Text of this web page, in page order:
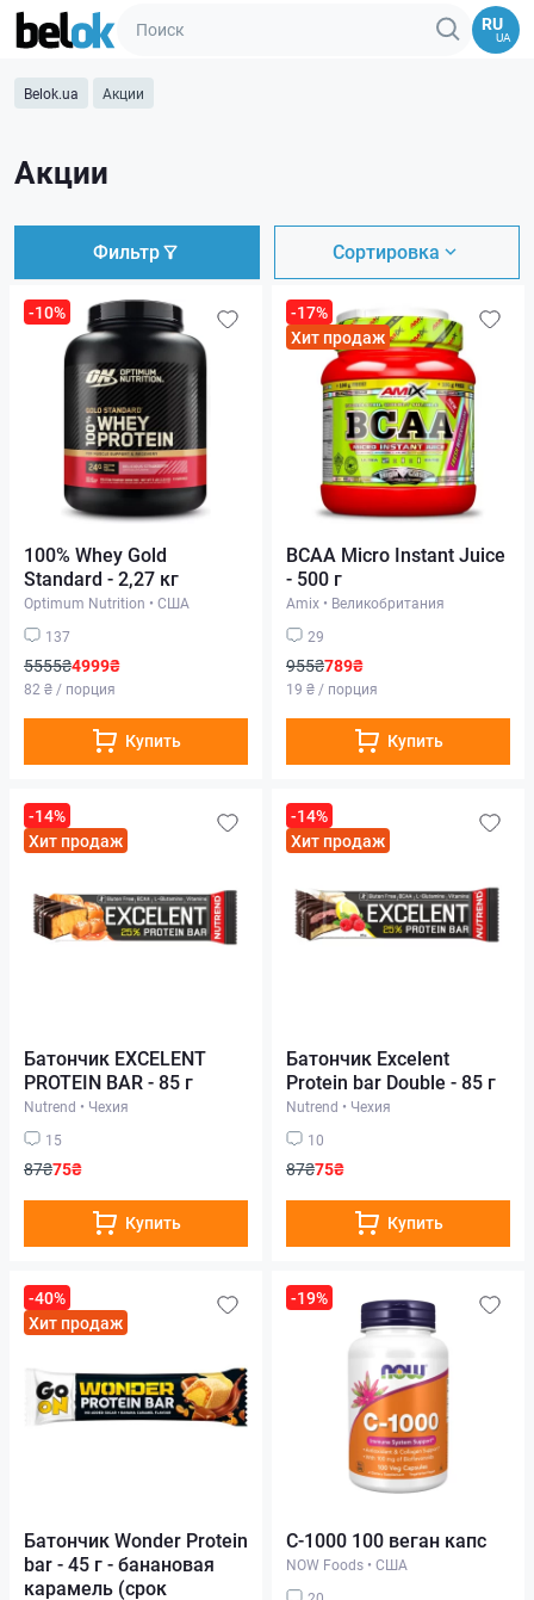
RU
UA
Belok.ua Акции
Акции
Фильтр Сортировка
-10%
100% Whey Gold
Standard - 2,27 кг
Optimum Nutrition • США
137
5555₴4999₴
82 ₴ / порция
Купить
-17%
Хит продаж
BCAA Micro Instant Juice
- 500 г
Amix • Великобритания
29
955₴789₴
19 ₴ / порция
Купить
-14%
Хит продаж
Батончик EXCELENT
PROTEIN BAR - 85 г
Nutrend • Чехия
15
87₴75₴
Купить
-14%
Хит продаж
Батончик Excelent
Protein bar Double - 85 г
Nutrend • Чехия
10
87₴75₴
Купить
-40%
Хит продаж
Батончик Wonder Protein
bar - 45 г - банановая
карамель (срок
-19%
C-1000 100 веган капс
NOW Foods • США